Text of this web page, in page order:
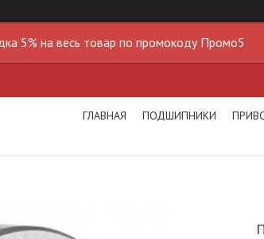
5% на весь товар по промокоду Промо5
ГЛАВНАЯ ПОДШИПНИКИ